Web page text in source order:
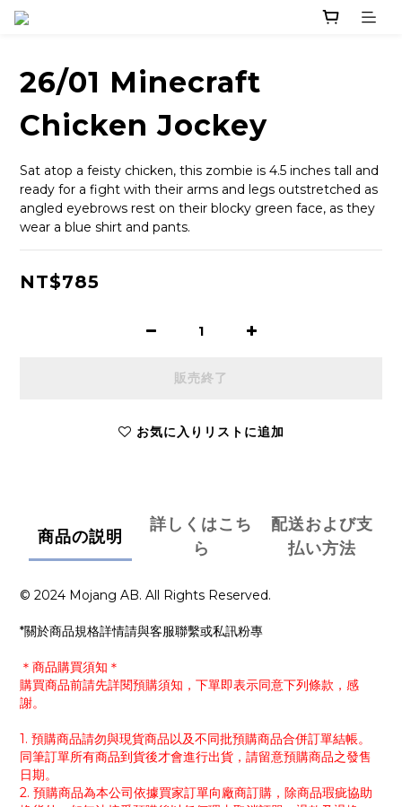
26/01 Minecraft
Chicken Jockey
Sat atop a feisty chicken, this zombie is 4.5 inches tall and
ready for a fight with their arms and legs outstretched as
angled eyebrows rest on their blocky green face, as they
wear a blue shirt and pants.
NT$785
販売終了
お気に入りリストに追加
商品の説明
詳しくはこち
ら
配送および支
払い方法
© 2024 Mojang AB. All Rights Reserved.
*關於商品規格詳情請與客服聯繫或私訊粉專
＊商品購買須知＊
購買商品前請先詳閱預購須知，下單即表示同意下列條款，感
謝。
1. 預購商品請勿與現貨商品以及不同批預購商品合併訂單結帳。
同筆訂單所有商品到貨後才會進行出貨，請留意預購商品之發售
日期。
2. 預購商品為本公司依據買家訂單向廠商訂購，除商品瑕疵協助